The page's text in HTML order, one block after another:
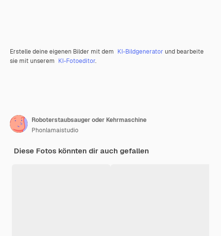
Erstelle deine eigenen Bilder mit dem KI-Bildgenerator und bearbeite
sie mit unserem KI-Fotoeditor.
Roboterstaubsauger oder Kehrmaschine
Phonlamaistudio
Diese Fotos könnten dir auch gefallen